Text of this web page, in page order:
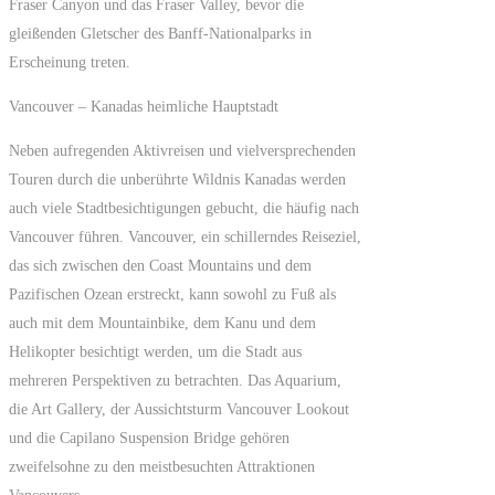
Fraser Canyon und das Fraser Valley, bevor die
gleißenden Gletscher des Banff-Nationalparks in
Erscheinung treten.
Vancouver – Kanadas heimliche Hauptstadt
Neben aufregenden Aktivreisen und vielversprechenden
Touren durch die unberührte Wildnis Kanadas werden
auch viele Stadtbesichtigungen gebucht, die häufig nach
Vancouver führen. Vancouver, ein schillerndes Reiseziel,
das sich zwischen den Coast Mountains und dem
Pazifischen Ozean erstreckt, kann sowohl zu Fuß als
auch mit dem Mountainbike, dem Kanu und dem
Helikopter besichtigt werden, um die Stadt aus
mehreren Perspektiven zu betrachten. Das Aquarium,
die Art Gallery, der Aussichtsturm Vancouver Lookout
und die Capilano Suspension Bridge gehören
zweifelsohne zu den meistbesuchten Attraktionen